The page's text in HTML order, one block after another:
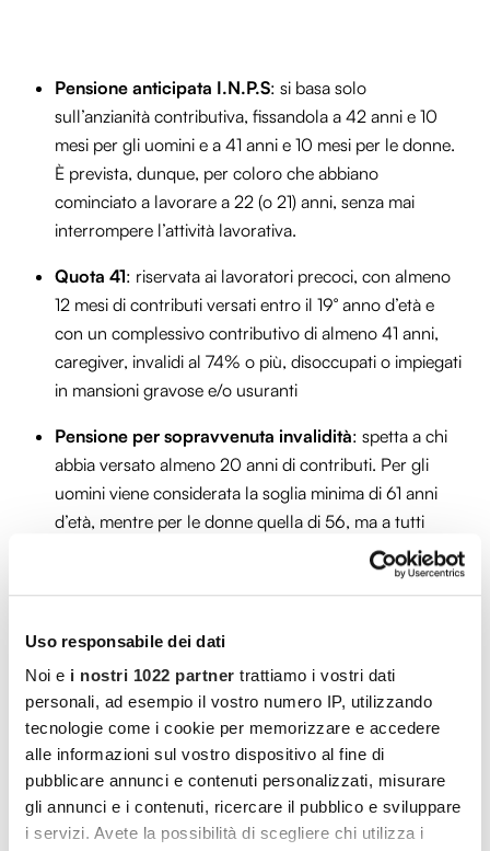
Uso responsabile dei dati
Noi e i nostri 1022 partner trattiamo i vostri dati
personali, ad esempio il vostro numero IP, utilizzando
tecnologie come i cookie per memorizzare e accedere
alle informazioni sul vostro dispositivo al fine di
pubblicare annunci e contenuti personalizzati, misurare
gli annunci e i contenuti, ricercare il pubblico e sviluppare
i servizi. Avete la possibilità di scegliere chi utilizza i
Pensione anticipata I.N.P.S: si basa solo
sull’anzianità contributiva, fissandola a 42 anni e 10
mesi per gli uomini e a 41 anni e 10 mesi per le donne.
È prevista, dunque, per coloro che abbiano
cominciato a lavorare a 22 (o 21) anni, senza mai
interrompere l’attività lavorativa.
Quota 41: riservata ai lavoratori precoci, con almeno
12 mesi di contributi versati entro il 19° anno d’età e
con un complessivo contributivo di almeno 41 anni,
caregiver, invalidi al 74% o più, disoccupati o impiegati
in mansioni gravose e/o usuranti
Pensione per sopravvenuta invalidità: spetta a chi
abbia versato almeno 20 anni di contributi. Per gli
uomini viene considerata la soglia minima di 61 anni
d’età, mentre per le donne quella di 56, ma a tutti
deve essere stata accertata un’invalidità pari o
che abbiano compiuto 65 anni nel 2021 e abbiano
versato 38 anni di contributi
A.Pe. Sociale (Anticipo PEnsionistico): più che una
forma pensionistica, si presenta come un “assegno
ponte”, erogato dallo Stato esclusivamente alle Quote
41 e che permette di fare richiesta d’indennità al
raggiungimento di 31 anni di contributi per gli uomini e